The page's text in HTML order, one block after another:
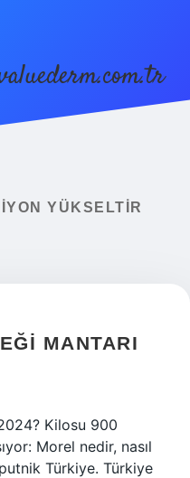
YÜKSELTIR
MANTARI
Kilosu 900
Morel nedir, nasıl
Türkiye. Türkiye